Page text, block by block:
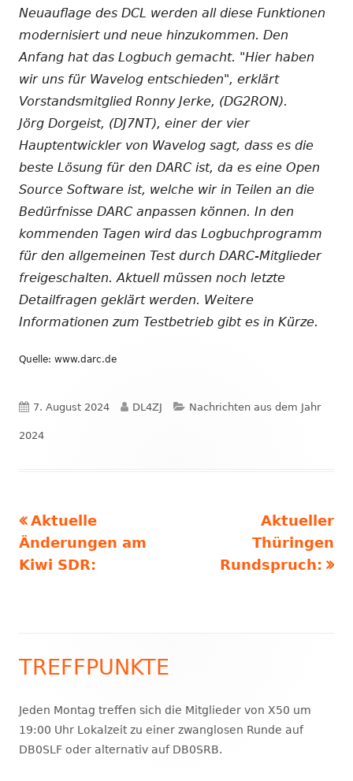
Neuauflage des DCL werden all diese Funktionen
modernisiert und neue hinzukommen. Den
Anfang hat das Logbuch gemacht. "Hier haben
wir uns für Wavelog entschieden", erklärt
Vorstandsmitglied Ronny Jerke, (DG2RON).
Jörg Dorgeist, (DJ7NT), einer der vier
Hauptentwickler von Wavelog sagt, dass es die
beste Lösung für den DARC ist, da es eine Open
Source Software ist, welche wir in Teilen an die
Bedürfnisse DARC anpassen können. In den
kommenden Tagen wird das Logbuchprogramm
für den allgemeinen Test durch DARC-Mitglieder
freigeschalten. Aktuell müssen noch letzte
Detailfragen geklärt werden. Weitere
Informationen zum Testbetrieb gibt es in Kürze.
Quelle: www.darc.de
Veröffentlicht
am
7. August 2024 Autor
DL4ZJ Kategorien
Nachrichten aus dem Jahr
2024
Beitragsnavigation
Vorheriger
Beitrag:
Aktuelle
Änderungen am
Kiwi SDR:
Nächster
Beitrag
Aktueller
Thüringen
Rundspruch:
Haupt-
Seitenleiste
TREFFPUNKTE
Jeden Montag treffen sich die Mitglieder von X50 um
19:00 Uhr Lokalzeit zu einer zwanglosen Runde auf
DB0SLF oder alternativ auf DB0SRB.